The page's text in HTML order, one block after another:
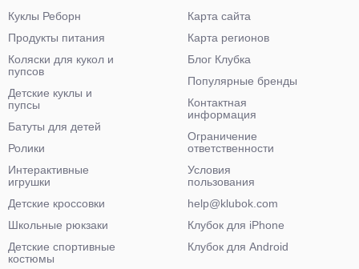
Куклы Реборн
Продукты питания
Коляски для кукол и
пупсов
Детские куклы и
пупсы
Батуты для детей
Ролики
Интерактивные
игрушки
Детские кроссовки
Школьные рюкзаки
Детские спортивные
костюмы
Карта сайта
Карта регионов
Блог Клубка
Популярные бренды
Контактная
информация
Ограничение
ответственности
Условия
пользования
help@klubok.com
Клубок для iPhone
Клубок для Android